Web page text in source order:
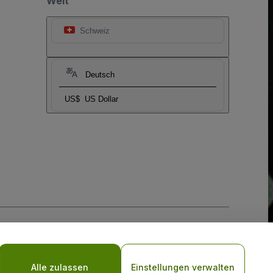
Schweiz
Deutsch
US$ US Dollar
RichtlinieundDatenschutzrichtlinie für Mobilanwendungen
Alle zulassen Einstellungen verwalten